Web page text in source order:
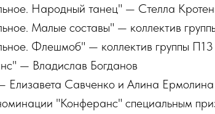
Народный танец" — Стелла
Малые составы" — коллектив
Флешмоб" — коллектив группы П13
— Владислав Богданов
Савченко и Алина Ермолина
"Конферанс" специальным